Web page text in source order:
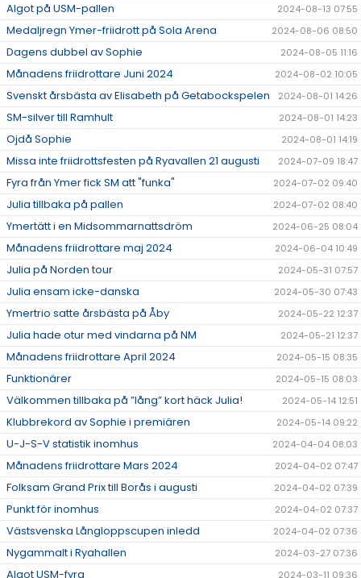
Algot på USM-pallen 2024-08-13 07:55
Medaljregn Ymer-friidrott på Sola Arena 2024-08-06 08:50
Dagens dubbel av Sophie 2024-08-05 11:16
Månadens friidrottare Juni 2024 2024-08-02 10:05
Svenskt årsbästa av Elisabeth på Getabockspelen 2024-08-01 14:26
SM-silver till Ramhult 2024-08-01 14:23
Ojdå Sophie 2024-08-01 14:19
Missa inte friidrottsfesten på Ryavallen 21 augusti 2024-07-09 18:47
Fyra från Ymer fick SM att "funka" 2024-07-02 09:40
Julia tillbaka på pallen 2024-07-02 08:40
Ymertätt i en Midsommarnattsdröm 2024-06-25 08:04
Månadens friidrottare maj 2024 2024-06-04 10:49
Julia på Norden tour 2024-05-31 07:57
Julia ensam icke-danska 2024-05-30 07:43
Ymertrio satte årsbästa på Åby 2024-05-22 12:37
Julia hade otur med vindarna på NM 2024-05-21 12:37
Månadens friidrottare April 2024 2024-05-15 08:35
Funktionärer 2024-05-15 08:03
Välkommen tillbaka på ”lång” kort häck Julia! 2024-05-14 12:51
Klubbrekord av Sophie i premiären 2024-05-14 09:22
U-J-S-V statistik inomhus 2024-04-04 08:03
Månadens friidrottare Mars 2024 2024-04-02 07:47
Folksam Grand Prix till Borås i augusti 2024-04-02 07:39
Punkt för inomhus 2024-04-02 07:37
Västsvenska Långloppscupen inledd 2024-04-02 07:36
Nygammalt i Ryahallen 2024-03-27 07:36
Algot USM-fyra 2024-03-11 09:36